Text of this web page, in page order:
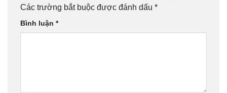
Các trường bắt buộc được đánh dấu *
Bình luận *